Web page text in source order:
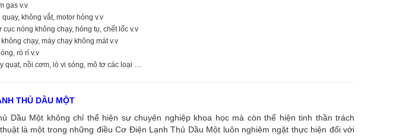
gas v.v
không vắt, motor hỏng v.v
nóng không chạy, hỏng tụ, chết lốc v.v
chạy, máy chạy không mát v.v
rò rỉ v.v
quạt, nồi cơm, lò vi sóng, mô tơ các loại …
THỦ DẦU MỘT
Dầu Một không chỉ thể hiện sự chuyên nghiệp khoa học mà còn thể hiện tinh thần trách
là một trong những điều Cơ Điện Lạnh Thủ Dầu Một luôn nghiêm ngặt thực hiện đối với